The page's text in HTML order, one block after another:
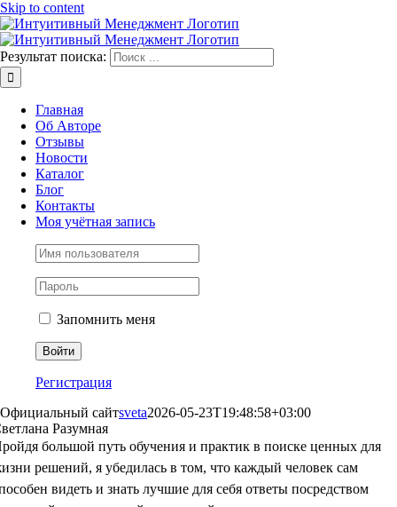
Skip to content
Результат поиска:
Главная
Об Авторе
Отзывы
Новости
Каталог
Блог
Контакты
Моя учётная запись
Запомнить меня
Регистрация
Официальный сайтsveta2026-05-23T19:48:58+03:00
Разумная
большой путь обучения и практик в поиске ценных для
решений, я убедилась в том, что каждый человек сам
видеть и знать лучшие для себя ответы посредством